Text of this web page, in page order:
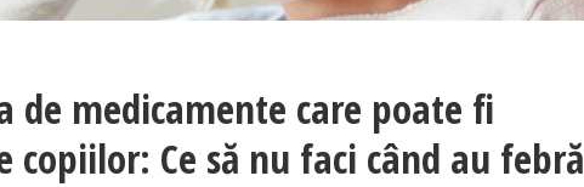
de medicamente care poate fi
copiilor: Ce să nu faci când au febră